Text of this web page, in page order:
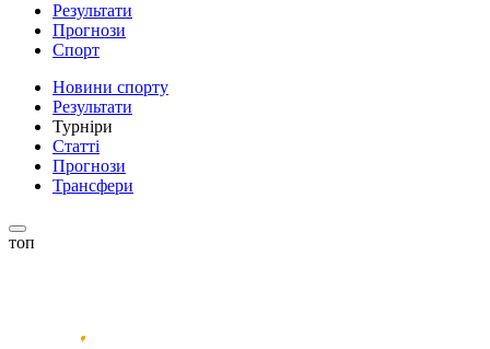
Результати
Прогнози
Спорт
Новини спорту
Результати
Турніри
Статті
Прогнози
Трансфери
топ